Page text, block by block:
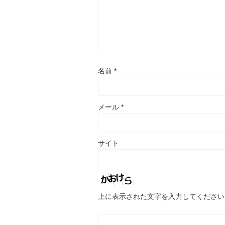
名前 *
メール *
サイト
上に表示された文字を入力してくださ